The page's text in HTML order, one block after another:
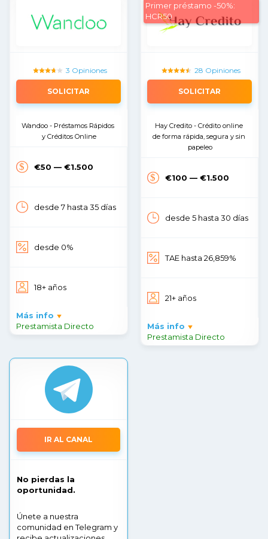
3 Opiniones
SOLICITAR
Wandoo - Préstamos Rápidos
y Créditos Online
€50 — €1.500
desde 7 hasta 35 días
desde 0%
18+ años
Más info
Prestamista Directo
Primer préstamo -50%:
HCR50
28 Opiniones
SOLICITAR
Hay Credito - Crédito online
de forma rápida, segura y sin
papeleo
€100 — €1.500
desde 5 hasta 30 días
TAE hasta 26,859%
21+ años
Más info
Prestamista Directo
IR AL CANAL
No pierdas la
oportunidad.
Únete a nuestra
comunidad en Telegram y